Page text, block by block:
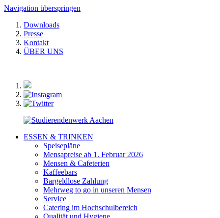
Navigation überspringen
Downloads
Presse
Kontakt
ÜBER UNS
ESSEN & TRINKEN
Speisepläne
Mensapreise ab 1. Februar 2026
Mensen & Cafeterien
Kaffeebars
Bargeldlose Zahlung
Mehrweg to go in unseren Mensen
Service
Catering im Hochschulbereich
Qualität und Hygiene